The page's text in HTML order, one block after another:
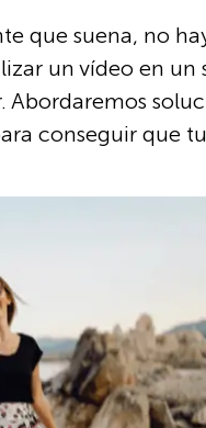
que suena, no
un vídeo en
conseguir que